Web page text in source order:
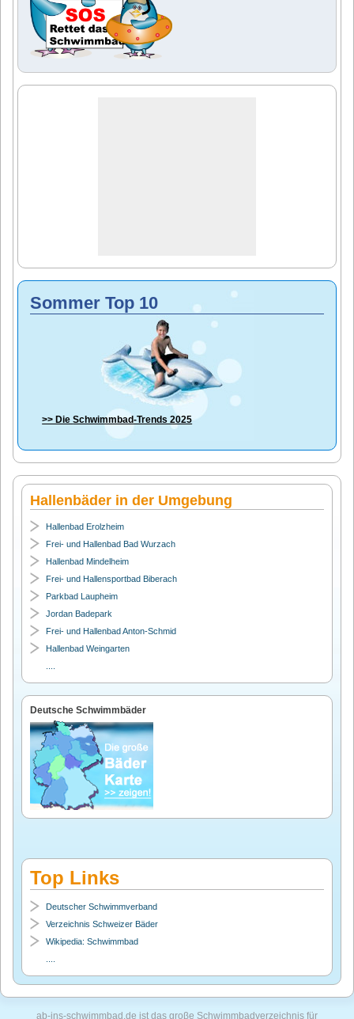
Sommer Top 10
>> DieSchwimmbad-Trends 2025
Hallenbäder in der Umgebung
Hallenbad Erolzheim
Frei- und Hallenbad Bad Wurzach
Hallenbad Mindelheim
Frei- und Hallensportbad Biberach
Parkbad Laupheim
Jordan Badepark
Frei- und Hallenbad Anton-Schmid
Hallenbad Weingarten
Deutsche Schwimmbäder
Top Links
Deutscher Schwimmverband
Verzeichnis Schweizer Bäder
Wikipedia: Schwimmbad
ab-ins-schwimmbad.de ist das groβe Schwimmbadverzeichnis für